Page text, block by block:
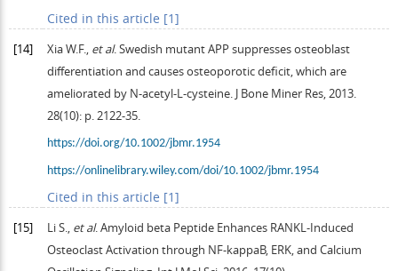
Cited in this article [1]
[14] XiaW.F., et al. Swedish mutant APP suppresses osteoblast
differentiation and causes osteoporotic deficit, which are
ameliorated by N-acetyl-L-cysteine. J Bone Miner Res,2013.
28(10): p. 2122-35.
https://doi.org/10.1002/jbmr.1954
https://onlinelibrary.wiley.com/doi/10.1002/jbmr.1954
Cited in this article [1]
[15] LiS., et al. Amyloid beta Peptide Enhances RANKL-Induced
Osteoclast Activation through NF-kappaB, ERK, and Calcium